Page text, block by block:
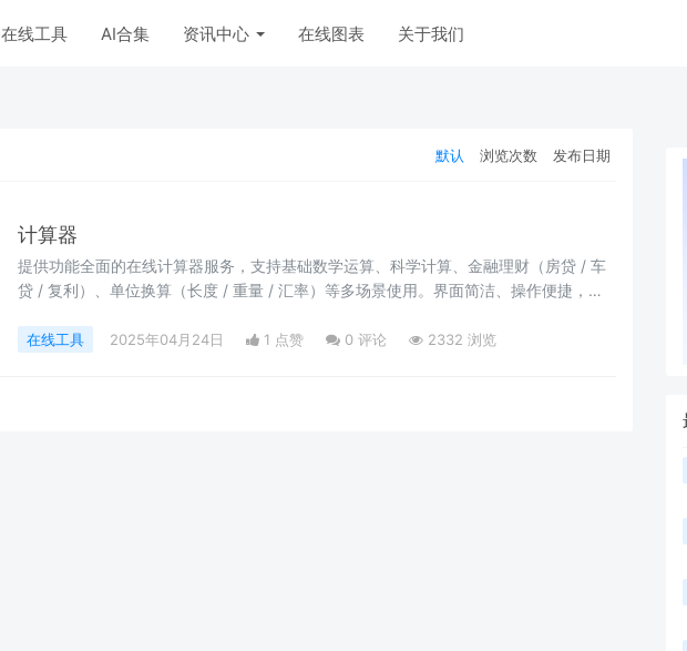
在线工具 AI合集 资讯中心 在线图表 关于我们
默认 浏览次数 发布日期
计算器
提供功能全面的在线计算器服务，支持基础数学运算、科学计算、金融理财（房贷 / 车
贷 / 复利）、单位换算（长度 / 重量 / 汇率）等多场景使用。界面简洁、操作便捷，无
样化计算需求！
在线工具 2025年04月24日 1 点赞 0 评论 2332 浏览